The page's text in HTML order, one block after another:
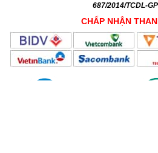
687/2014/TCDL-
CHẤP NHẬN